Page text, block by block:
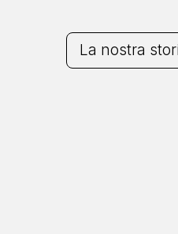
La nostra